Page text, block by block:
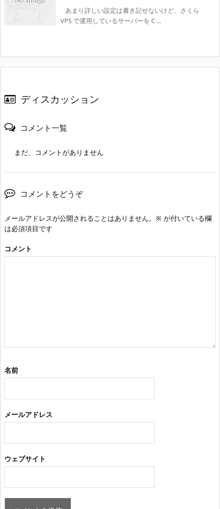
あまり詳しい設定は書き記せないけど、さくら
VPS で運用しているサーバーを C ...
ディスカッション
コメント一覧
まだ、コメントがありません
コメントをどうぞ
メールアドレスが公開されることはありません。 ※ が付いている欄
は必須項目です
コメント
名前
メールアドレス
ウェブサイト